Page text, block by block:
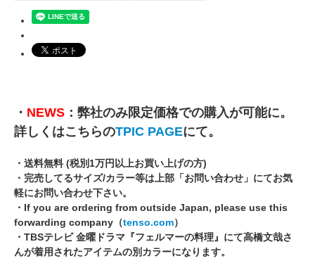
・ NEWS ：弊社のみ限定価格での購入が可能に。
詳しくはこちらのTPIC PAGEにて。
・送料無料 (税別1万円以上お買い上げの方)
・完売してるサイズ/カラー等は上部「お問い合わせ」にてお気
軽にお問い合わせ下さい。
・If you are ordering from outside Japan, please use this
forwarding company（tenso.com）
・TBSテレビ 金曜ドラマ『フェルマーの料理』にて高橋文哉さ
んが着用されたアイテムの別カラーになります。